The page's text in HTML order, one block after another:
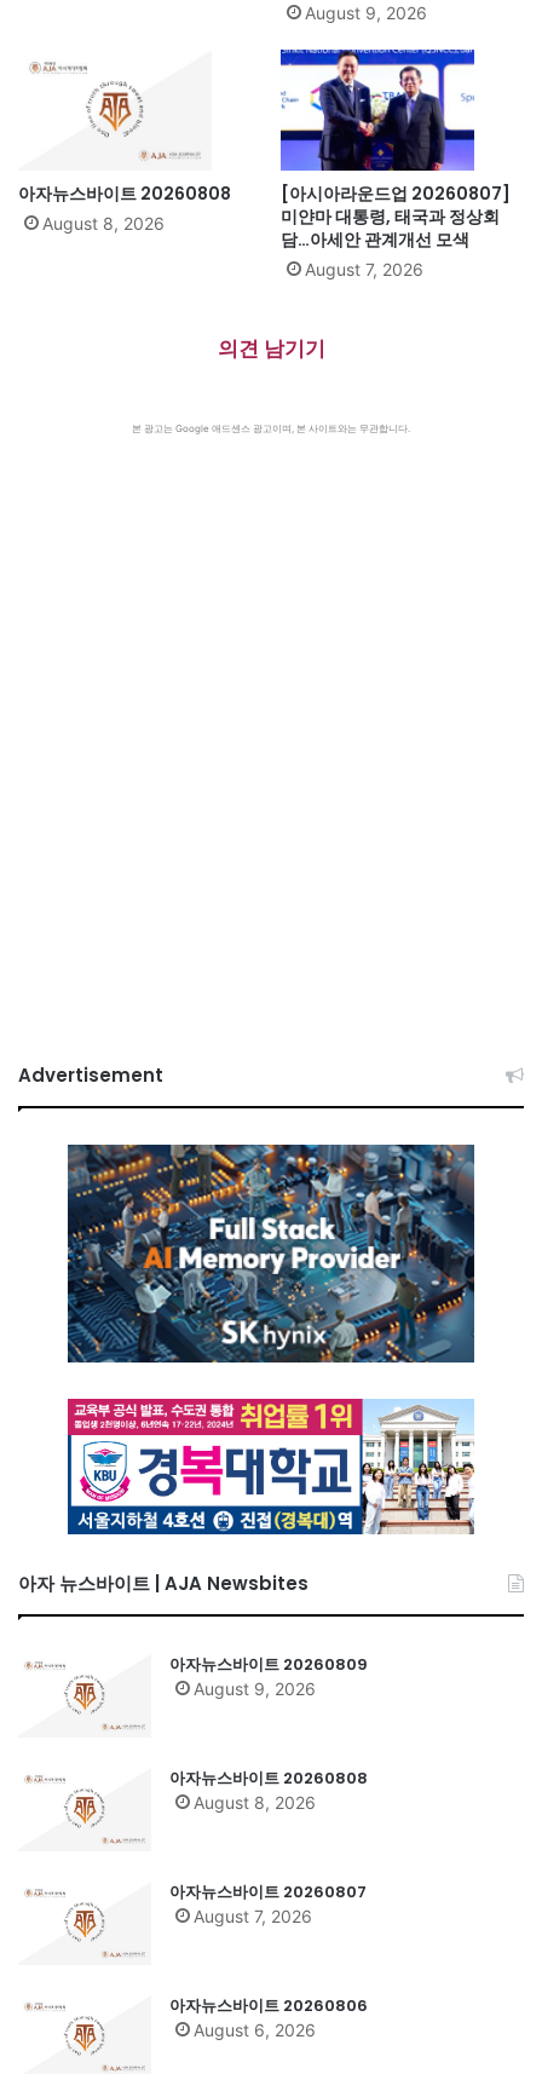
August 9, 2026
아자뉴스바이트 20260808
August 8, 2026
[아시아라운드업 20260807]
미얀마 대통령, 태국과 정상회
담…아세안 관계개선 모색
August 7, 2026
의견 남기기
본 광고는 Google 애드센스 광고이며, 본 사이트와는 무관합니다.
Advertisement
아자 뉴스바이트 | AJA Newsbites
아자뉴스바이트 20260809
August 9, 2026
아자뉴스바이트 20260808
August 8, 2026
아자뉴스바이트 20260807
August 7, 2026
아자뉴스바이트 20260806
August 6, 2026